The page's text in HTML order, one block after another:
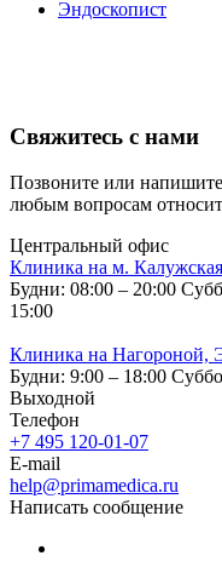
Эндоскопист
Свяжитесь с нами
Позвоните или
любым вопросам
Центральный офис
Клиника на м.
Будни: 08:00 – 20:00
15:00
Клиника на Нагороной,
Будни: 9:00 – 18:00
Выходной
Телефон
+7 495 120-01-07
E-mail
help@primamedica.ru
Написать сообщение